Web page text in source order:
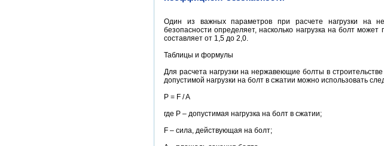
Один из важных параметров при расчете нагрузки на
безопасности определяет, насколько нагрузка на болт
составляет от 1,5 до 2,0.
Таблицы и формулы
Для расчета нагрузки на нержавеющие болты в
допустимой нагрузки на болт в сжатии можно использовать
P = F / A
где P – допустимая нагрузка на болт в сжатии;
F – сила, действующая на болт;